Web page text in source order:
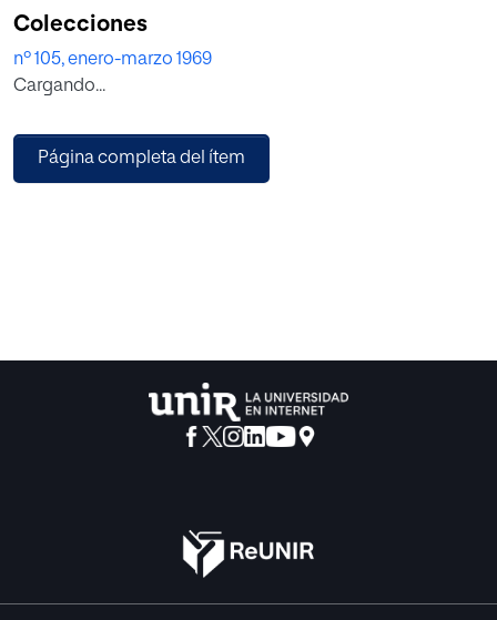
desplegar toda su potencialidad, realizar todas sus
reservas, alcanzar la "hombredad", el ideal- realidad del
hombre? ¿Qué pretende Santayana cuando dijo: "nada
voluntad de ver escrita la propia educación?"
Colecciones
nº 105, enero-marzo 1969
Cargando...
Página completa del ítem